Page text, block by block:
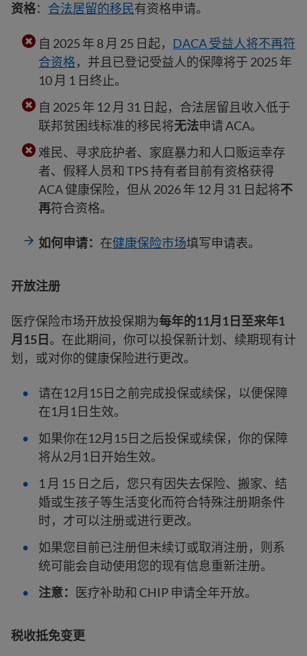
资格： 合法居留的移民有资格申请。
自 2025 年 8 月 25 日起， DACA 受益人将不再符
合资格，并且已登记受益人的保障将于 2025 年
10 月 1 日终止。
自 2025 年 12 月 31 日起，合法居留且收入低于
联邦贫困线标准的移民将无法申请 ACA。
难民、寻求庇护者、家庭暴力和人口贩运幸存
者、假释人员和 TPS 持有者目前有资格获得
ACA 健康保险，但从 2026 年 12 月 31 日起将不
再符合资格。
如何申请： 在健康保险市场填写申请表。
开放注册
医疗保险市场开放投保期为每年的11月1日至来年1
月15日 。在此期间，你可以投保新计划、续期现有计
划，或对你的健康保险进行更改。
请在12月15日之前完成投保或续保，以便保障
在1月1日生效。
如果你在12月15日之后投保或续保，你的保障
将从2月1日开始生效。
1 月 15 日之后，您只有因失去保险、搬家、结
婚或生孩子等生活变化而符合特殊注册期条件
时，才可以注册或进行更改。
如果您目前已注册但未续订或取消注册，则系
统可能会自动使用您的现有信息重新注册。
注意：
医疗补助和 CHIP 申请全年开放。
税收抵免变更